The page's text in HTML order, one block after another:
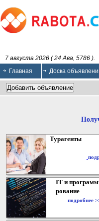
7 августа 2026 ( 24 Ава, 5786 ).
Главная
Доска
Турагенты
IT и
рование
подробнее